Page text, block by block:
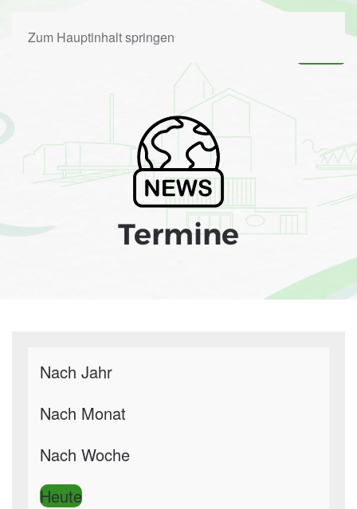
Zum Hauptinhalt springen
Termine
Nach Jahr
Nach Monat
Nach Woche
Heute